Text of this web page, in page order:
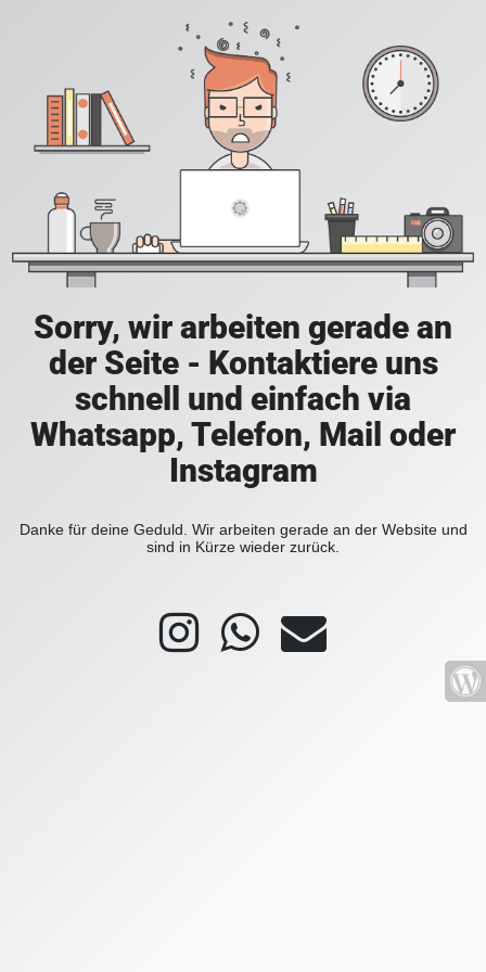
Sorry, wir arbeiten gerade an
der Seite - Kontaktiere uns
schnell und einfach via
Whatsapp, Telefon, Mail oder
Instagram
Danke für deine Geduld. Wir arbeiten gerade an der Website und
sind in Kürze wieder zurück.